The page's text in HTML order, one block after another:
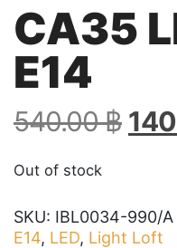
CA35
E14
540.00฿
Out of stock
SKU: IBL0034-990/A
E14, LED, Light Loft